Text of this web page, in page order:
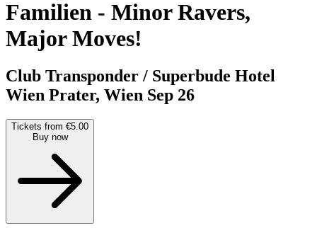
Familien - Minor Ravers,
Major Moves!
Club Transponder / Superbude Hotel
Wien Prater, Wien Sep 26
Tickets from €5.00
Buy now